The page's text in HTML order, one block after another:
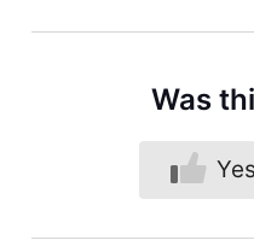
Was
Yes